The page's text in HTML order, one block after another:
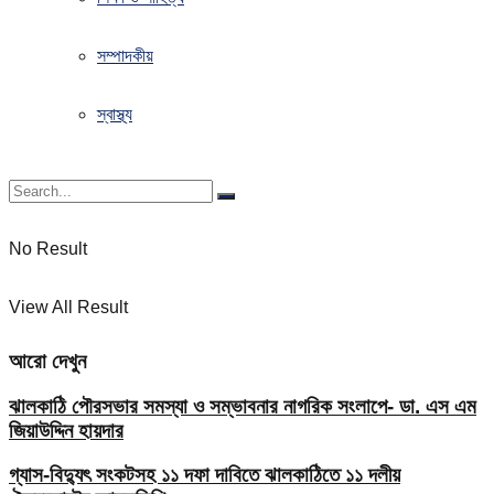
সম্পাদকীয়
স্বাস্থ্য
No Result
View All Result
আরো দেখুন
ঝালকাঠি পৌরসভার সমস্যা ও সম্ভাবনার নাগরিক সংলাপে- ডা. এস এম
জিয়াউদ্দিন হায়দার
গ্যাস-বিদ্যুৎ সংকটসহ ১১ দফা দাবিতে ঝালকাঠিতে ১১ দলীয়